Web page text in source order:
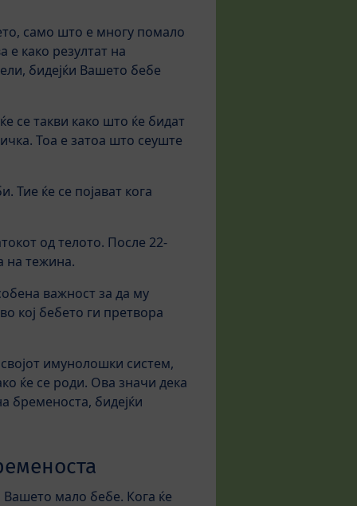
само што е многу помало
како резултат на
бидејќи Вашето бебе
се такви како што ќе бидат
Тоа е затоа што сеуште
Тие ќе се појават кога
од телото. После 22-
на тежина.
важност за да му
кој бебето ги претвора
имунолошки систем,
ќе се роди. Ова значи дека
бременоста, бидејќи
Вашето мало бебе. Кога ќе